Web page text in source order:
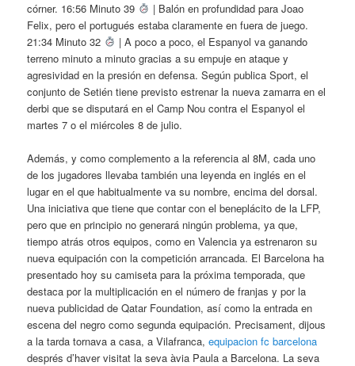
córner. 16:56 Minuto 39
| Balón en profundidad para Joao
Felix, pero el portugués estaba claramente en fuera de juego.
21:34 Minuto 32
| A poco a poco, el Espanyol va ganando
terreno minuto a minuto gracias a su empuje en ataque y
agresividad en la presión en defensa. Según publica Sport, el
conjunto de Setién tiene previsto estrenar la nueva zamarra en el
derbi que se disputará en el Camp Nou contra el Espanyol el
martes 7 o el miércoles 8 de julio.
Además, y como complemento a la referencia al 8M, cada uno
de los jugadores llevaba también una leyenda en inglés en el
lugar en el que habitualmente va su nombre, encima del dorsal.
Una iniciativa que tiene que contar con el beneplácito de la LFP,
pero que en principio no generará ningún problema, ya que,
tiempo atrás otros equipos, como en Valencia ya estrenaron su
nueva equipación con la competición arrancada. El Barcelona ha
presentado hoy su camiseta para la próxima temporada, que
destaca por la multiplicación en el número de franjas y por la
nueva publicidad de Qatar Foundation, así como la entrada en
escena del negro como segunda equipación. Precisament, dijous
a la tarda tornava a casa, a Vilafranca,equipacion fc barcelona
després d’haver visitat la seva àvia Paula a Barcelona. La seva